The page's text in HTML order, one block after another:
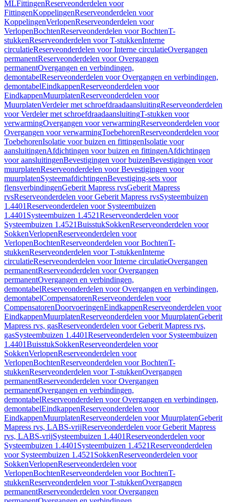
MLFittingenReserveonderdelen voor
FittingenKoppelingenReserveonderdelen voor
KoppelingenVerlopenReserveonderdelen voor
VerlopenBochtenReserveonderdelen voor BochtenT-
stukkenReserveonderdelen voor T-stukkenInterne
circulatieReserveonderdelen voor Interne circulatieOvergangen
permanentReserveonderdelen voor Overgangen
permanentOvergangen en verbindingen,
demontabelReserveonderdelen voor Overgangen en verbindingen,
demontabelEindkappenReserveonderdelen voor
EindkappenMuurplatenReserveonderdelen voor
MuurplatenVerdeler met schroefdraadaansluitingReserveonderdelen
voor Verdeler met schroefdraadaansluitingT-stukken voor
verwarmingOvergangen voor verwarmingReserveonderdelen voor
Overgangen voor verwarmingToebehorenReserveonderdelen voor
ToebehorenIsolatie voor buizen en fittingenIsolatie voor
aansluitingenAfdichtingen voor buizen en fittingenAfdichtingen
voor aansluitingenBevestigingen voor buizenBevestigingen voor
muurplatenReserveonderdelen voor Bevestigingen voor
muurplatenSysteemafdichtingenBevestiging-sets voor
flensverbindingenGeberit Mapress rvsGeberit Mapress
rvsReserveonderdelen voor Geberit Mapress rvsSysteembuizen
1.4401Reserveonderdelen voor Systeembuizen
1.4401 Systeembuizen 1.4521Reserveonderdelen voor
Systeembuizen 1.4521BuisstukSokkenReserveonderdelen voor
SokkenVerlopenReserveonderdelen voor
VerlopenBochtenReserveonderdelen voor BochtenT-
stukkenReserveonderdelen voor T-stukkenInterne
circulatieReserveonderdelen voor Interne circulatieOvergangen
permanentReserveonderdelen voor Overgangen
permanentOvergangen en verbindingen,
demontabelReserveonderdelen voor Overgangen en verbindingen,
demontabelCompensatorenReserveonderdelen voor
CompensatorenDoorvoeringenEindkappenReserveonderdelen voor
EindkappenMuurplatenReserveonderdelen voor MuurplatenGeberit
Mapress rvs, gasReserveonderdelen voor Geberit Mapress rvs,
gasSysteembuizen 1.4401Reserveonderdelen voor Systeembuizen
1.4401BuisstukSokkenReserveonderdelen voor
SokkenVerlopenReserveonderdelen voor
VerlopenBochtenReserveonderdelen voor BochtenT-
stukkenReserveonderdelen voor T-stukkenOvergangen
permanentReserveonderdelen voor Overgangen
permanentOvergangen en verbindingen,
demontabelReserveonderdelen voor Overgangen en verbindingen,
demontabelEindkappenReserveonderdelen voor
EindkappenMuurplatenReserveonderdelen voor MuurplatenGeberit
Mapress rvs, LABS-vrijReserveonderdelen voor Geberit Mapress
rvs, LABS-vrijSysteembuizen 1.4401Reserveonderdelen voor
Systeembuizen 1.4401 Systeembuizen 1.4521Reserveonderdelen
voor Systeembuizen 1.4521 SokkenReserveonderdelen voor
SokkenVerlopenReserveonderdelen voor
VerlopenBochtenReserveonderdelen voor BochtenT-
stukkenReserveonderdelen voor T-stukkenOvergangen
permanentReserveonderdelen voor Overgangen